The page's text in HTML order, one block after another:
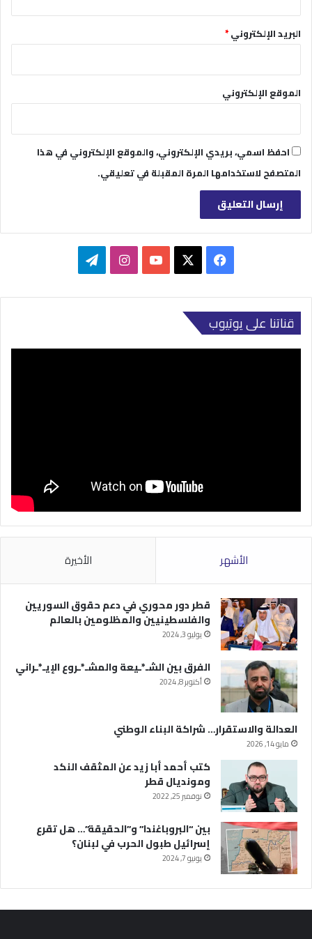
البريد الإلكتروني*
الموقع الإلكتروني
احفظ اسمي، بريدي الإلكتروني، والموقع الإلكتروني في هذا
المتصفح لاستخدامها المرة المقبلة في تعليقي.
فيسبوك ‫YouTubeانستقرامتيلقرام
قناتنا على يوتيوب
الأشهر الأخيرة
قطر دور محوري في دعم حقوق السوريين
والفلسطينيين والمظلومين بالعالم
يوليو 3, 2024
الفرق بين الشـ*ـيعة والمشـ*ـروع الإيـ*ـراني
أكتوبر 8, 2024
العدالة والاستقرار… شراكة البناء الوطني
مايو 14, 2026
كتب أحمد أبا زيد عن المثقف النكد
ومونديال قطر
نوفمبر 25, 2022
بين “البروباغندا” و”الحقيقة”… هل تقرع
إسرائيل طبول الحرب في لبنان؟
يونيو 7, 2024